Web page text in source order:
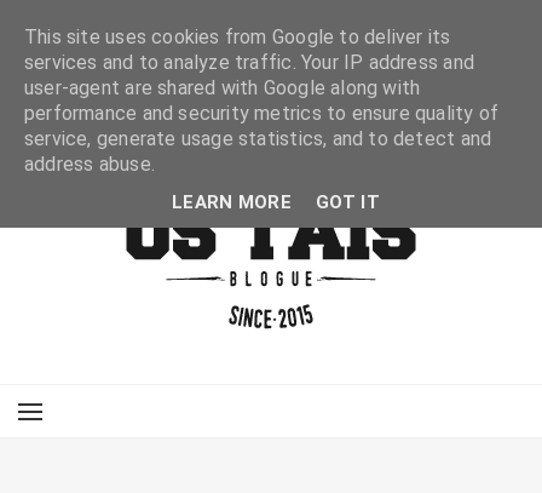
This site uses cookies from Google to deliver its
services and to analyze traffic. Your IP address and
user-agent are shared with Google along with
performance and security metrics to ensure quality of
service, generate usage statistics, and to detect and
address abuse.
LEARN MORE GOT IT